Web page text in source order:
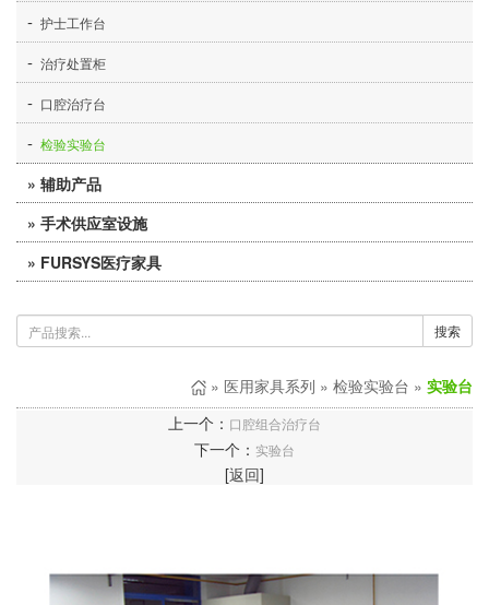
- 医用屏风
- 不锈钢治疗车
- 中医诊疗区
- 会议桌系列
- 沙发系列
- 办公椅系列
- 休闲培训系列
- 多功能厅系列
- 餐厅系列
- 钢制家具系列
- 护士工作台
- 治疗处置柜
- 口腔治疗台
- 检验实验台
» 辅助产品
- 医疗辅件
- 医养护理
» 手术供应室设施
- 不锈钢器械柜
- 不锈钢无菌存放架
» FURSYS医疗家具
- 门急诊空间
搜索
» 医用家具系列 » 检验实验台 » 实验台
上一个： 口腔组合治疗台
下一个： 实验台
[返回]